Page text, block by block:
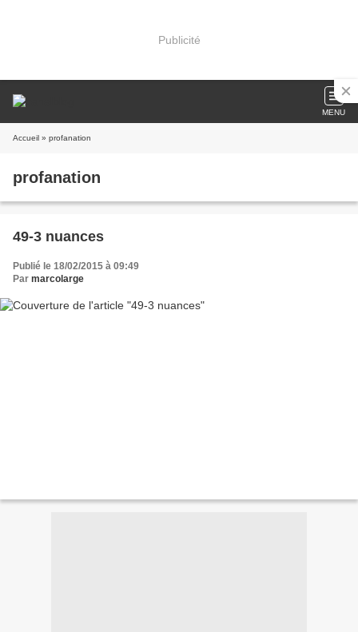
Publicité
MENU
Accueil » profanation
profanation
49-3 nuances
Publié le 18/02/2015 à 09:49
Par marcolarge